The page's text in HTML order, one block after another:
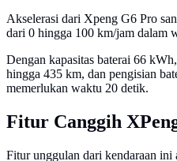
Akselerasi dari Xpeng G6 Pro
dari 0 hingga 100 km/jam dalam
Dengan kapasitas baterai 66
hingga 435 km, dan pengisian
memerlukan waktu 20 detik.
Fitur Canggih
Fitur unggulan dari kendaraan